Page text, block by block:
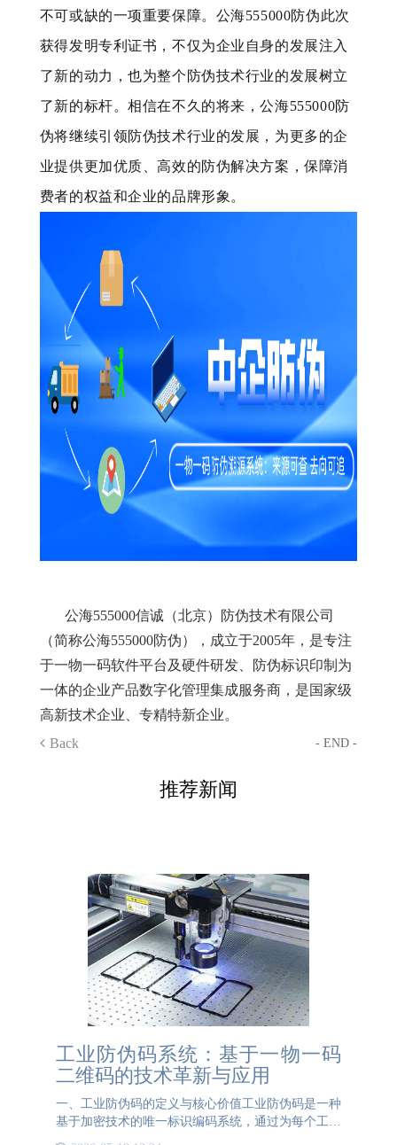
不可或缺的一项重要保障。公海555000防伪此次
获得发明专利证书，不仅为企业自身的发展注入
了新的动力，也为整个防伪技术行业的发展树立
了新的标杆。相信在不久的将来，公海555000防
伪将继续引领防伪技术行业的发展，为更多的企
业提供更加优质、高效的防伪解决方案，保障消
费者的权益和企业的品牌形象。
公海555000信诚（北京）防伪技术有限公司
（简称公海555000防伪），成立于2005年，是专注
于一物一码软件平台及硬件研发、防伪标识印制为
一体的企业产品数字化管理集成服务商，是国家级
高新技术企业、专精特新企业。
Back
- END -
推荐新闻
工业防伪码系统：基于一物一码
二维码的技术革新与应用
一、工业防伪码的定义与核心价值工业防伪码是一种
基于加密技术的唯一标识编码系统，通过为每个工业
产品赋予独立身份标识（如二维码），实现产品全生